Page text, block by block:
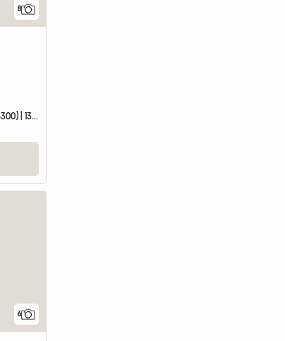
8
Wohngemeinschaft | Saint-Louis (68300) | 13 M2
6